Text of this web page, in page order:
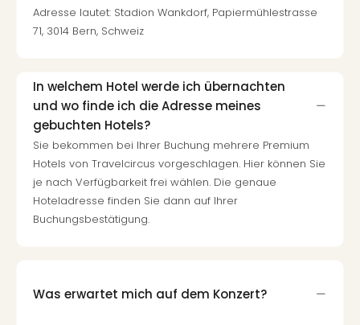
Adresse lautet: Stadion Wankdorf, Papiermühlestrasse
71, 3014 Bern, Schweiz
In welchem Hotel werde ich übernachten
und wo finde ich die Adresse meines
gebuchten Hotels?
Sie bekommen bei Ihrer Buchung mehrere Premium
Hotels von Travelcircus vorgeschlagen. Hier können Sie
je nach Verfügbarkeit frei wählen. Die genaue
Hoteladresse finden Sie dann auf Ihrer
Buchungsbestätigung.
Was erwartet mich auf dem Konzert?